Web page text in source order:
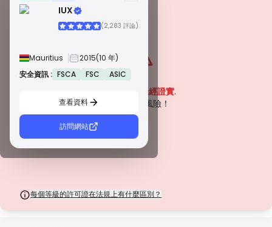
IUX
(2,283 評論)
Mauritius 2015(10 年)
安全資訊 : FSCA FSC ASIC
查看資料
訪問網站
警告
未經證實.
請注意潛在風險！
每個等級的許可證在法規上有什麼區別？
由全球知名監管機構頒發，這些許可證透過嚴格的合規性、資金隔離、保險和
由受尊敬的區域監管機構授予，這些許可證提供強大的安全措施，例如資金隔
離、財務報告和補償計劃。雖然沒有等級 1 那麼嚴格，但它們提供可靠的區域
由新興市場的監管機構頒發，這些許可證提供基本保護，例如最低資本要求和
AML 政策。監管較不嚴格，因此交易者應謹慎行事並驗證安全措施。
來自監管最少的司法管轄區，這些許可證通常缺乏關鍵保護，例如資金隔離和
保險。雖然它們對營運彈性很有吸引力，但它們對交易者構成較高的風險。